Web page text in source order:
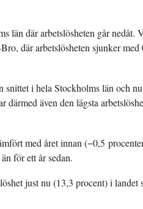
län där arbetslösheten går nedåt.
där arbetslösheten sjunker
snittet i hela Stockholms län och
även den lägsta
med året innan (−0,5
för ett år sedan.
just nu (13,3 procent) i